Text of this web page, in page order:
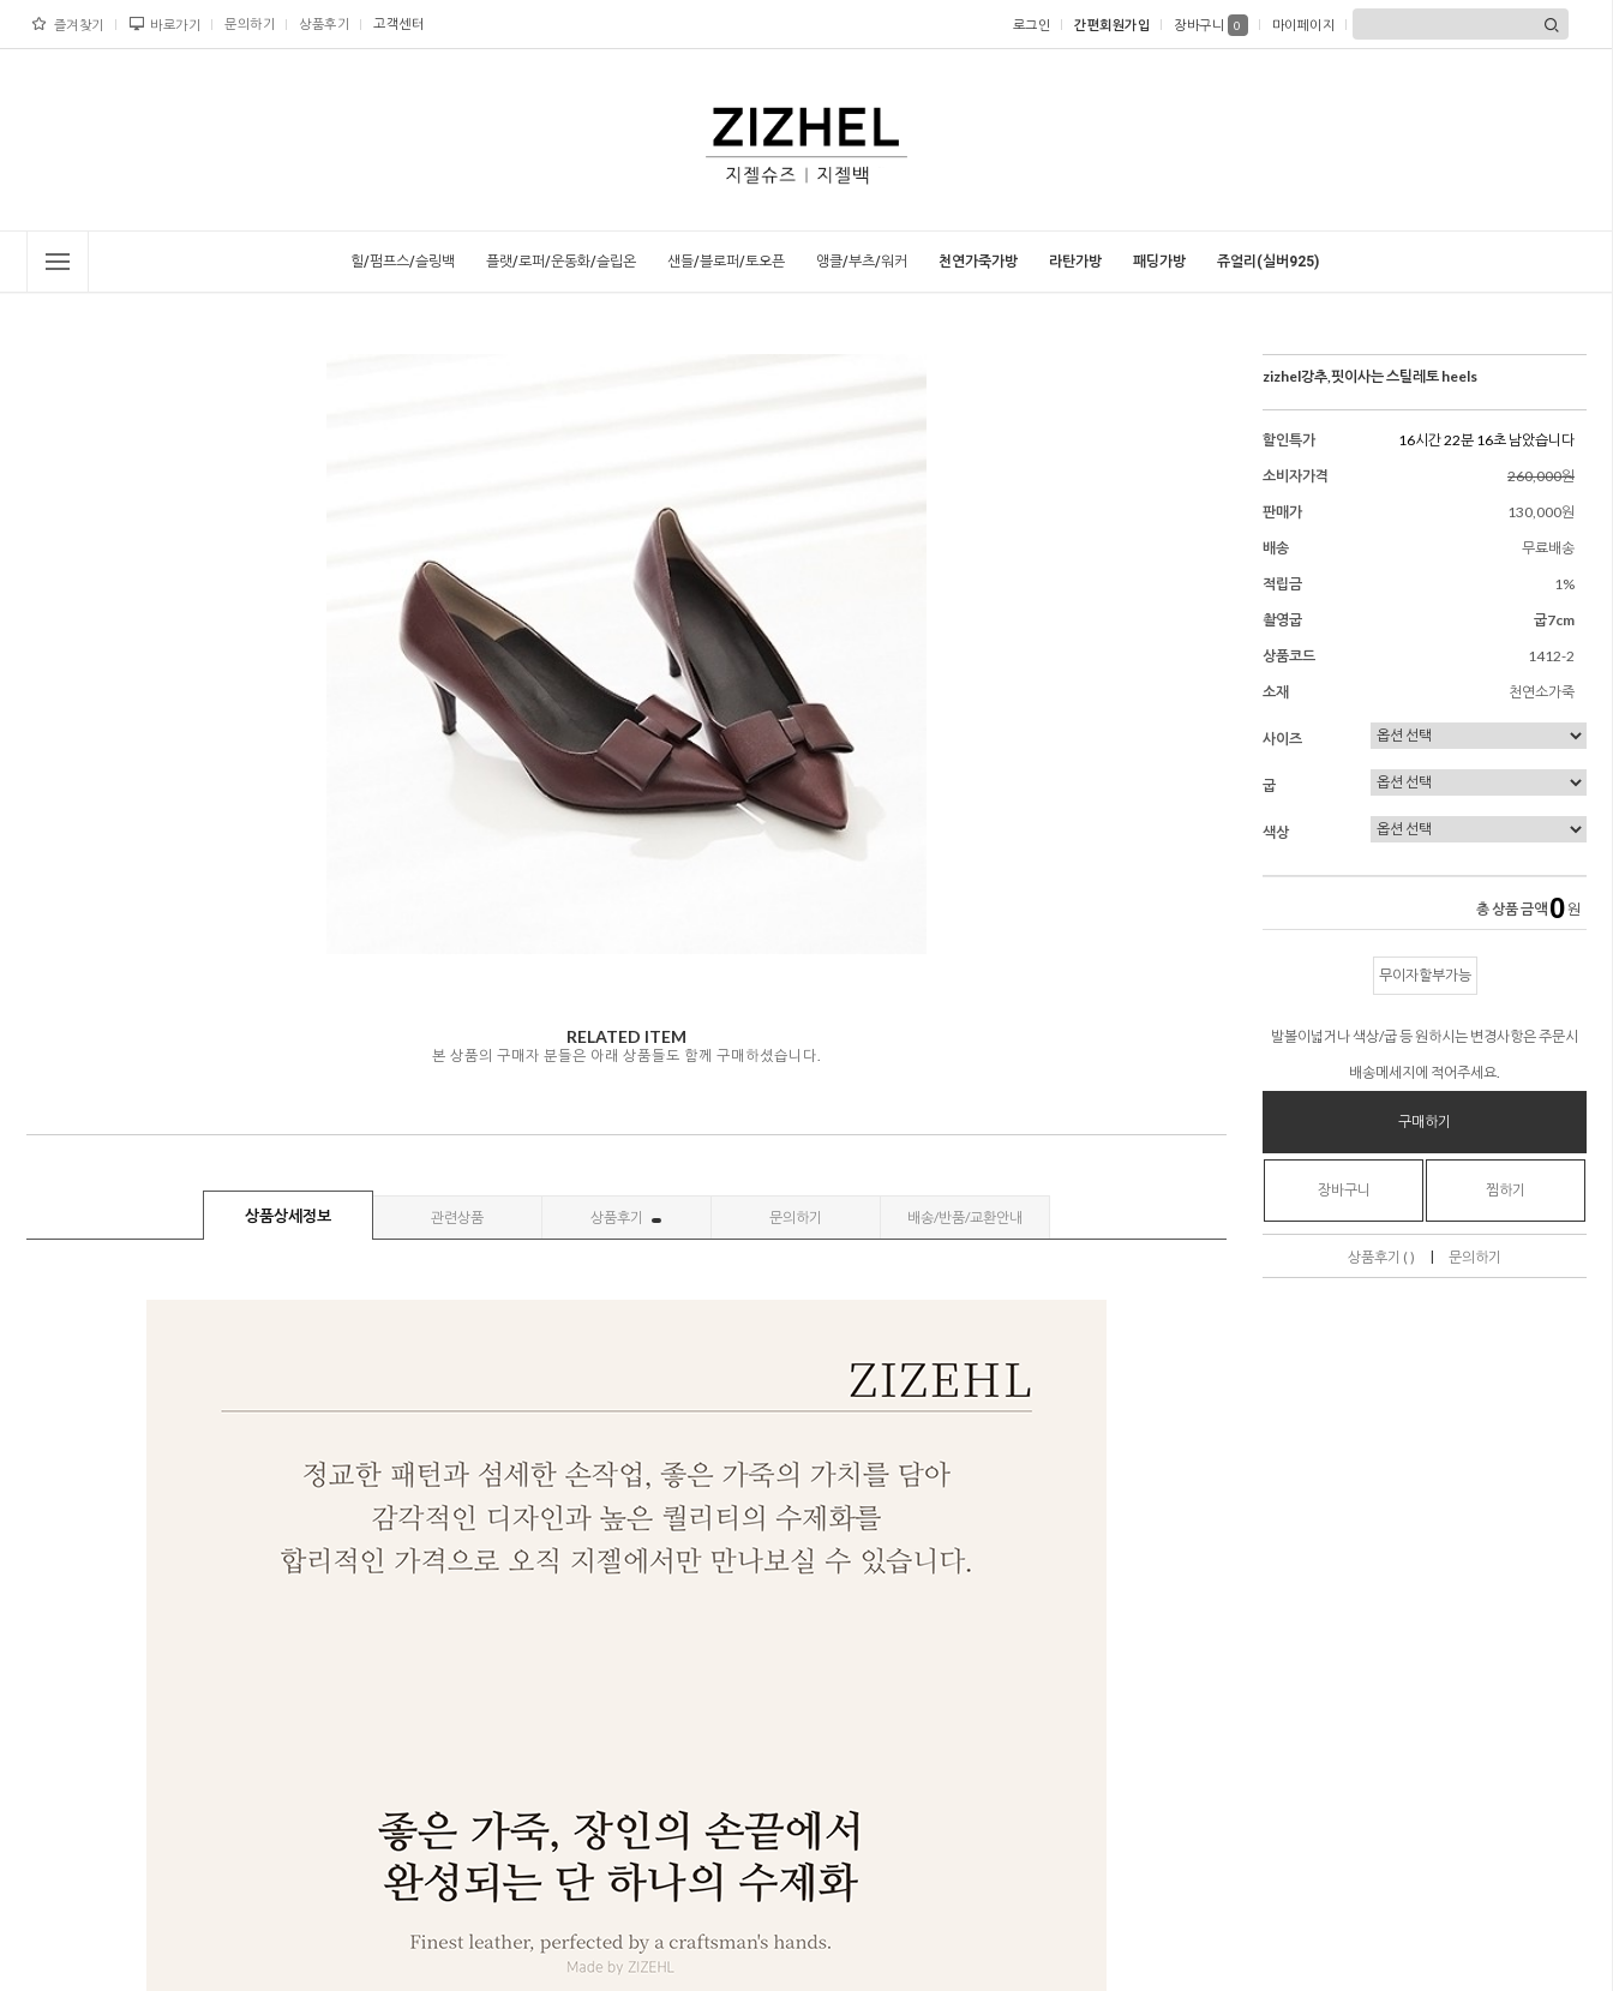
즐겨찾기 바로가기 문의하기 상품후기 고객센터 로그인 간편회원가입 장바구니 0 마이페이지
힐/펌프스/슬링백 플랫/로퍼/운동화/슬립온 샌들/블로퍼/토오픈 앵클/부츠/워커 천연가죽가방 라탄가방 패딩가방 쥬얼리(실버925)
RELATED ITEM
본 상품의 구매자 분들은 아래 상품들도 함께 구매하셨습니다.
상품상세정보 관련상품 상품후기 문의하기 배송/반품/교환안내
zizhel강추,핏이사는 스틸레토 heels
할인특가
16시간 22분 14초 남았습니다
소비자가격
260,000원
판매가
130,000원
배송
무료배송
적립금
1%
촬영굽
굽7cm
상품코드
1412-2
소재
천연소가죽
사이즈
굽
색상
총 상품 금액 0 원
무이자할부가능
발볼이넓거나 색상/굽 등 원하시는 변경사항은 주문시
배송메세지에 적어주세요.
구매하기
장바구니 찜하기
상품후기 ( ) | 문의하기